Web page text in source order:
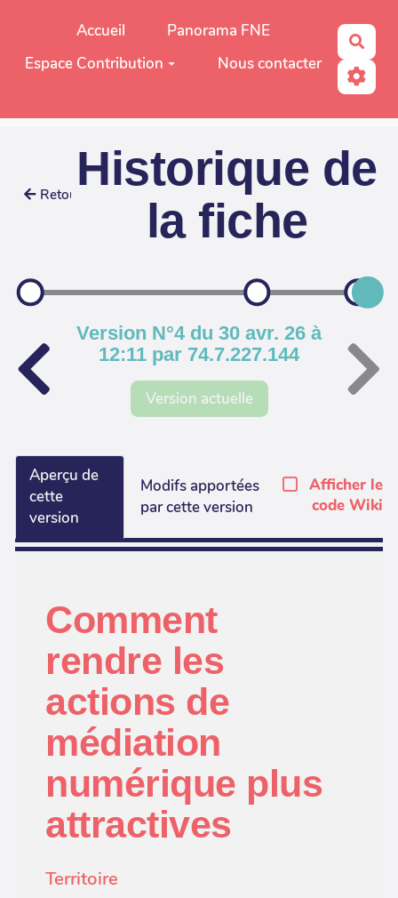
Aller au contenu principal
Accueil
Panorama FNE
Espace Contribution
Nous contacter
Retour Historique de
la fiche
Version N°4 du 30 avr. 26 à
12:11 par 74.7.227.144
Version actuelle
Aperçu de
cette
version
Modifs apportées
par cette version
Afficher le
code Wiki
Comment
rendre les
actions de
médiation
numérique plus
attractives
Territoire